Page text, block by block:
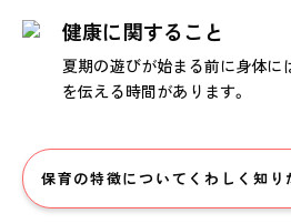
健康に関すること
夏期の遊びが始まる前に身体に
を伝える時間があります。
保育の特徴についてくわしく知り